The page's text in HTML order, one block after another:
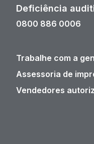
Deficiência
0800 886 0006
Trabalhe com a
Assessoria de
Vendedores